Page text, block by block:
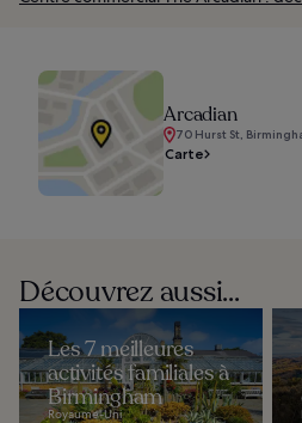
Arcadian
70 Hurst St,
Carte
Découvrez aussi...
Les 7 meilleures
activités familiales à
Birmingham
Royaume-Uni